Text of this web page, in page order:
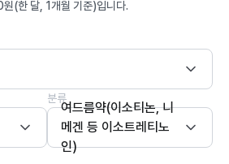
(한 달, 1개월 기준)입니다.
분류
여드름약(이소티논, 니
메겐 등 이소트레티노
인)